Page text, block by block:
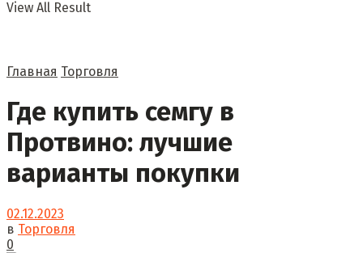
View All Result
Главная Торговля
Где купить семгу в
Протвино: лучшие
варианты покупки
02.12.2023
в Торговля
0